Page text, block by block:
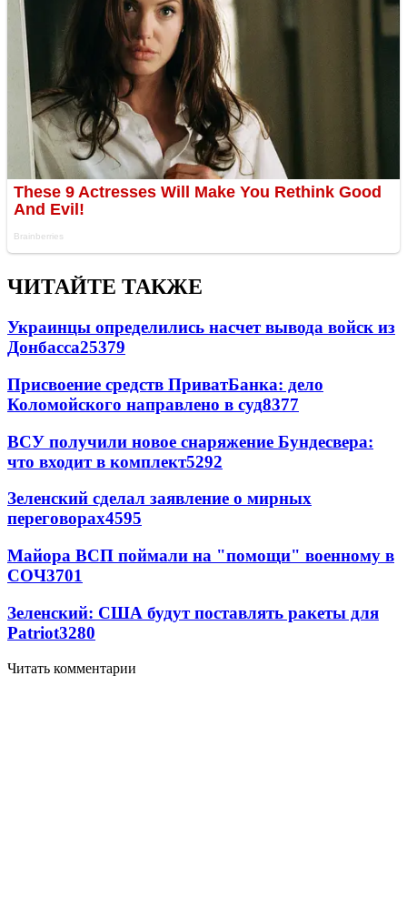
ЧИТАЙТЕ ТАКЖЕ
Украинцы определились насчет вывода войск из
Донбасса25379
Присвоение средств ПриватБанка: дело
Коломойского направлено в суд8377
ВСУ получили новое снаряжение Бундесвера:
что входит в комплект5292
Зеленский сделал заявление о мирных
переговорах4595
Майора ВСП поймали на "помощи" военному в
СОЧ3701
Зеленский: США будут поставлять ракеты для
Patriot3280
Читать комментарии